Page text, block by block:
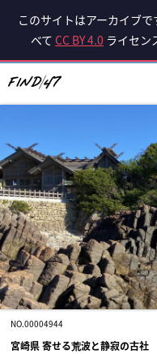
このサイトはアーカイブ
べて CC BY 4.0 ライセン
NO.00004944
宮崎県 寄せる荒波と静寂の古社